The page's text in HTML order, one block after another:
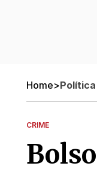
Home>Política
CRIME